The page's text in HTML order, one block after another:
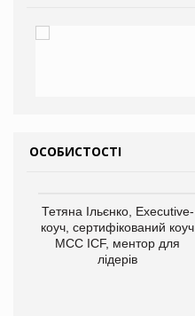
ОСОБИСТОСТІ
Тетяна Ільєнко, Executive-
коуч, сертифікований коуч
МСС ICF, ментор для
лідерів